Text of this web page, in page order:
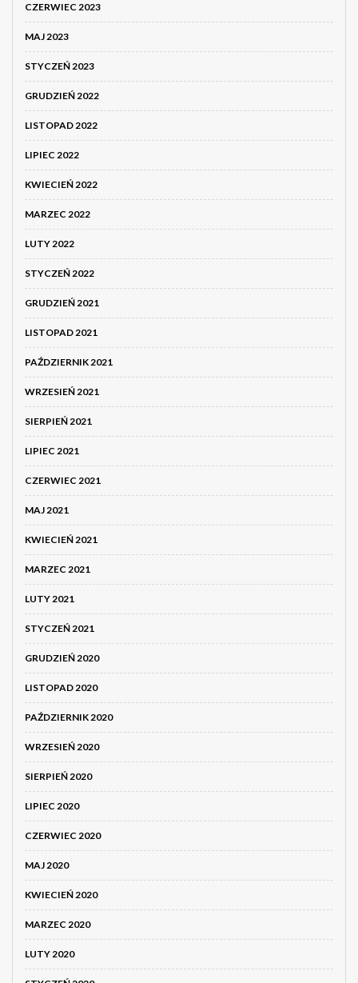
CZERWIEC 2023
MAJ 2023
STYCZEŃ 2023
GRUDZIEŃ 2022
LISTOPAD 2022
LIPIEC 2022
KWIECIEŃ 2022
MARZEC 2022
LUTY 2022
STYCZEŃ 2022
GRUDZIEŃ 2021
LISTOPAD 2021
PAŹDZIERNIK 2021
WRZESIEŃ 2021
SIERPIEŃ 2021
LIPIEC 2021
CZERWIEC 2021
MAJ 2021
KWIECIEŃ 2021
MARZEC 2021
LUTY 2021
STYCZEŃ 2021
GRUDZIEŃ 2020
LISTOPAD 2020
PAŹDZIERNIK 2020
WRZESIEŃ 2020
SIERPIEŃ 2020
LIPIEC 2020
CZERWIEC 2020
MAJ 2020
KWIECIEŃ 2020
MARZEC 2020
LUTY 2020